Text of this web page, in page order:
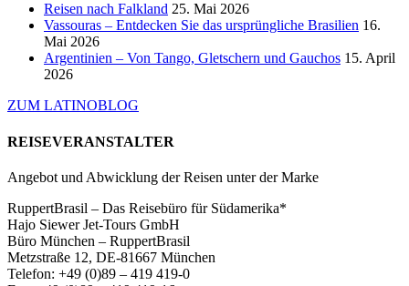
Reisen nach Falkland 25. Mai 2026
Vassouras – Entdecken Sie das ursprüngliche Brasilien 16.
Mai 2026
Argentinien – Von Tango, Gletschern und Gauchos 15. April
2026
ZUM LATINOBLOG
REISEVERANSTALTER
Angebot und Abwicklung der Reisen unter der Marke
RuppertBrasil – Das Reisebüro für Südamerika*
Hajo Siewer Jet-Tours GmbH
Büro München – RuppertBrasil
Metzstraße 12, DE-81667 München
Telefon: +49 (0)89 – 419 419-0